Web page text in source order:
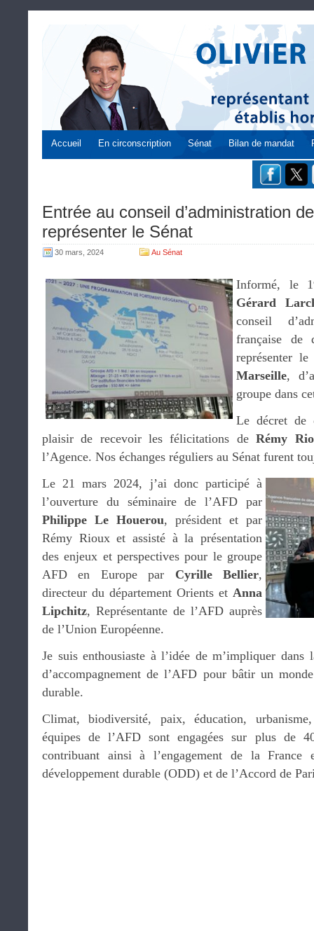
Accueil En circonscription Sénat Bilan de mandat
Entrée au conseil d’administration
représenter le Sénat
30 mars, 2024 Au Sénat
Informé, le
Gérard
conseil
française de
représenter
Marseille,
groupe dans
Le décret de
plaisir de recevoir les félicitations deRémy
l’Agence. Nos échanges réguliers au Sénat furent
Le 21 mars 2024, j’ai donc participé à
l’ouverture du séminaire de l’AFD par
Philippe Le Houerou, président et par
Rémy Rioux et assisté à la présentation
des enjeux et perspectives pour le groupe
AFD en Europe par Cyrille Bellier,
directeur du département Orients et Anna
Lipchitz, Représentante de l’AFD auprès
de l’Union Européenne.
Je suis enthousiaste à l’idée de m’impliquer
d’accompagnement de l’AFD pour bâtir un
durable.
Climat, biodiversité, paix, éducation,
équipes de l’AFD sont engagées sur plus de
contribuant ainsi à l’engagement de la
développement durable (ODD) et de l’Accord de